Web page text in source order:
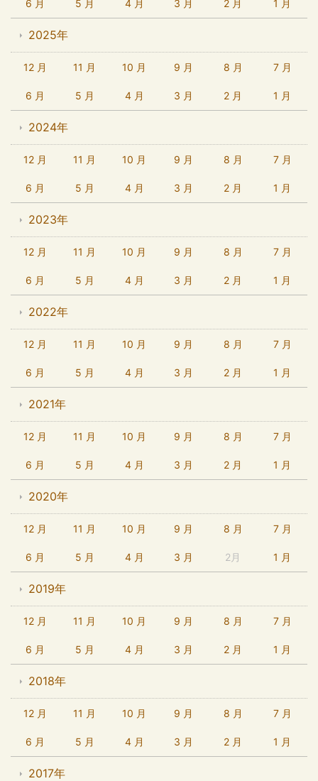
6 月 5 月 4 月 3 月 2 月 1 月
2025年
12 月 11 月 10 月 9 月 8 月 7 月
6 月 5 月 4 月 3 月 2 月 1 月
2024年
12 月 11 月 10 月 9 月 8 月 7 月
6 月 5 月 4 月 3 月 2 月 1 月
2023年
12 月 11 月 10 月 9 月 8 月 7 月
6 月 5 月 4 月 3 月 2 月 1 月
2022年
12 月 11 月 10 月 9 月 8 月 7 月
6 月 5 月 4 月 3 月 2 月 1 月
2021年
12 月 11 月 10 月 9 月 8 月 7 月
6 月 5 月 4 月 3 月 2 月 1 月
2020年
12 月 11 月 10 月 9 月 8 月 7 月
6 月 5 月 4 月 3 月 2月 1 月
2019年
12 月 11 月 10 月 9 月 8 月 7 月
6 月 5 月 4 月 3 月 2 月 1 月
2018年
12 月 11 月 10 月 9 月 8 月 7 月
6 月 5 月 4 月 3 月 2 月 1 月
2017年